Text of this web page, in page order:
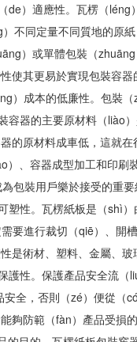
de）適應性。瓦楞（léng
不同定量不同質地的原
）或單體包裝（
使其更易於實現包裝容器
）成本的低廉性。包裝
容器的主要原材料（liào
的原材料成車低，這就
）、容器成型加工和印刷
為包裝用戶樂於接受的重要
塑性。瓦楞紙板是（shì
需要進行裁切（qiē）、
是術材、塑料、金屬、
性。保護產品安全流（
安全，否則（zé）便從
夠防範（fàn）產品受損